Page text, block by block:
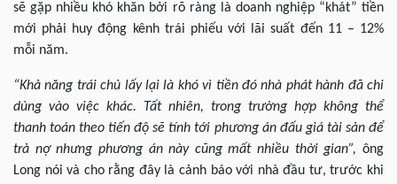
sẽ gặp nhiều khó khăn bởi rõ ràng là doanh nghiệp “khát” tiền
mới phải huy động kênh trái phiếu với lãi suất đến 11 – 12%
mỗi năm.
“Khả năng trái chủ lấy lại là khó vì tiền đó nhà phát hành đã chi
dùng vào việc khác. Tất nhiên, trong trường hợp không thể
thanh toán theo tiến độ sẽ tính tới phương án đấu giá tài sản để
trả nợ nhưng phương án này cũng mất nhiều thời gian”, ông
Long nói và cho rằng đây là cảnh báo với nhà đầu tư, trước khi